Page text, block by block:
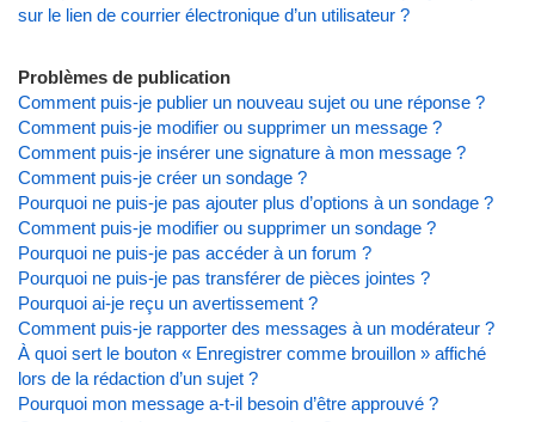
sur le lien de courrier électronique d’un utilisateur ?
Problèmes de publication
Comment puis-je publier un nouveau sujet ou une réponse ?
Comment puis-je modifier ou supprimer un message ?
Comment puis-je insérer une signature à mon message ?
Comment puis-je créer un sondage ?
Pourquoi ne puis-je pas ajouter plus d’options à un sondage ?
Comment puis-je modifier ou supprimer un sondage ?
Pourquoi ne puis-je pas accéder à un forum ?
Pourquoi ne puis-je pas transférer de pièces jointes ?
Pourquoi ai-je reçu un avertissement ?
Comment puis-je rapporter des messages à un modérateur ?
À quoi sert le bouton « Enregistrer comme brouillon » affiché
lors de la rédaction d’un sujet ?
Pourquoi mon message a-t-il besoin d’être approuvé ?